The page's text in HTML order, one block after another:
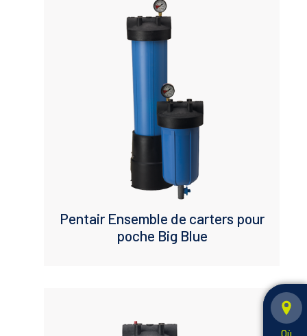
Pentair Ensemble de carters pour
poche Big Blue
Où